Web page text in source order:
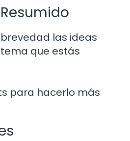
las ideas
que estás
para hacerlo más